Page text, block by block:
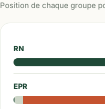
Position de chaque groupe
RN
EPR